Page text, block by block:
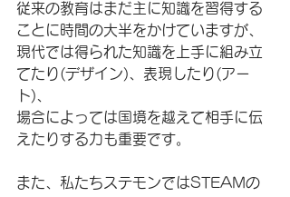
従来の教育はまだ主に知識を習得する
ことに時間の大半をかけていますが、
現代では得られた知識を上手に組み立
てたり(デザイン)、表現したり(アー
ト)、
場合によっては国境を越えて相手に伝
えたりする力も重要です。
また、私たちステモンではSTEAMの